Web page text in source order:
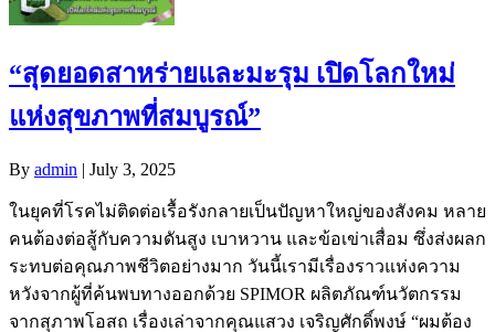
“สุดยอดสาหร่ายและมะรุม เปิดโลกใหม่
แห่งสุขภาพที่สมบูรณ์”
By admin | July 3, 2025
ในยุคที่โรคไม่ติดต่อเรื้อรังกลายเป็นปัญหาใหญ่ของสังคม หลาย
คนต้องต่อสู้กับความดันสูง เบาหวาน และข้อเข่าเสื่อม ซึ่งส่งผลก
ระทบต่อคุณภาพชีวิตอย่างมาก วันนี้เรามีเรื่องราวแห่งความ
หวังจากผู้ที่ค้นพบทางออกด้วย SPIMOR ผลิตภัณฑ์นวัตกรรม
จากสุภาพโอสถ เรื่องเล่าจากคุณแสวง เจริญศักดิ์พงษ์ “ผมต้อง